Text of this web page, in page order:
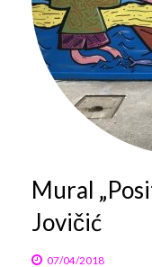
Mural
Jovičić
07/04/2018